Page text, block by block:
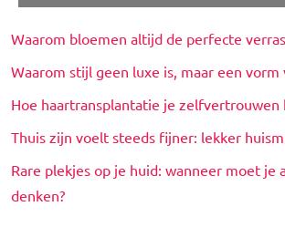
Waarom bloemen altijd de perfecte
Waarom stijl geen luxe is, maar een vorm
Hoe haartransplantatie je zelfvertrouwen
Thuis zijn voelt steeds fijner: lekker
Rare plekjes op je huid: wanneer moet je
denken?